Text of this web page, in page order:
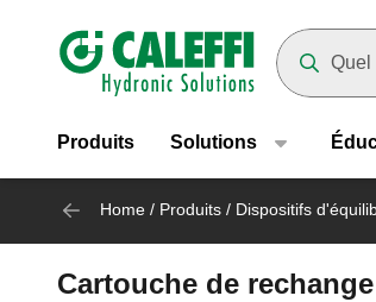
Header main
Produits Solutions
Home / Produits / Dispositifs
Cartouche de